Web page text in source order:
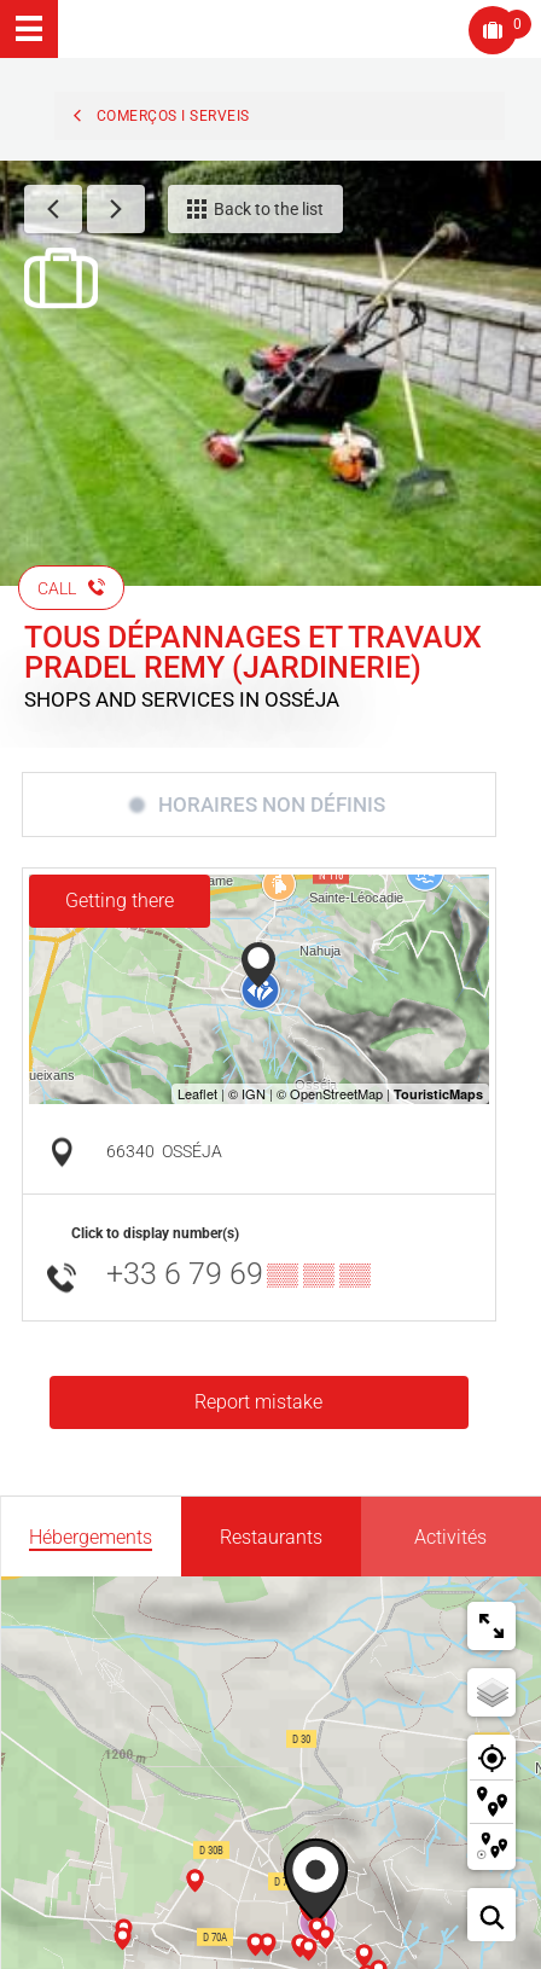
0
COMERÇOS I SERVEIS
Back to the list
CALL
TOUS DÉPANNAGES ET TRAVAUX
PRADEL REMY (JARDINERIE)
SHOPS AND SERVICES IN OSSÉJA
HORAIRES NON DÉFINIS
Getting there
66340 OSSÉJA
Click to display number(s)
+33 6 79 69▒▒ ▒▒ ▒▒
Report mistake
Hébergements Restaurants Activités